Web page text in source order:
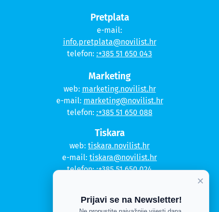
Pretplata
e-mail:
info.pretplata@novilist.hr
telefon: :+385 51 650 043
Marketing
web: marketing.novilist.hr
e-mail: marketing@novilist.hr
telefon: :+385 51 650 088
Tiskara
web: tiskara.novilist.hr
e-mail: tiskara@novilist.hr
telefon::+385 51 650 024
×
Prijavi se na Newsletter!